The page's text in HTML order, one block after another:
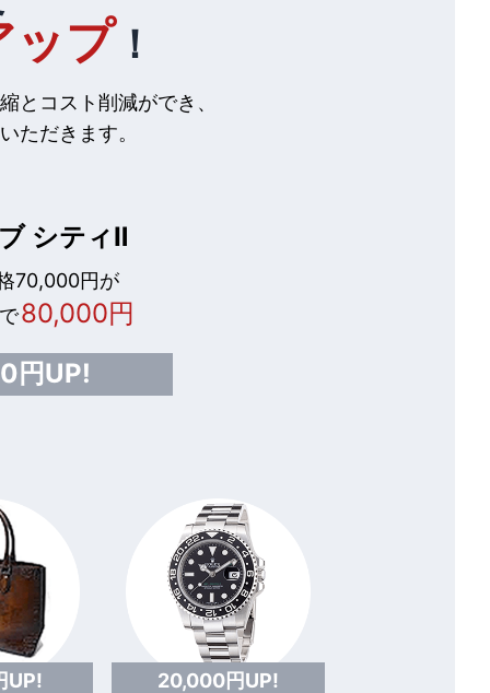
ップ ！
とコスト削減ができ、
ただきます。
シティⅡ
70,000円が
80,000円
円UP!
UP! 20,000円UP!